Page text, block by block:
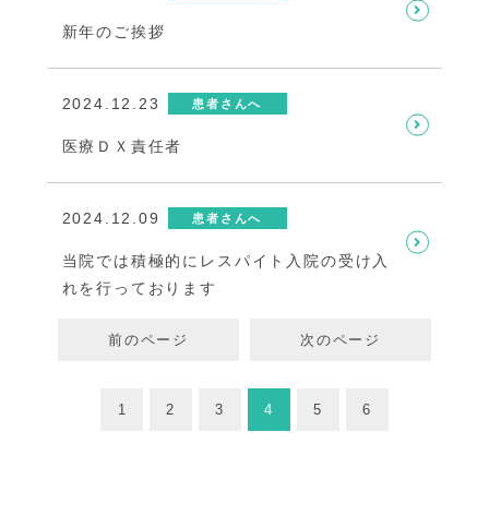
新年のご挨拶
2024.12.23 患者さんへ
医療ＤＸ責任者
2024.12.09 患者さんへ
当院では積極的にレスパイト入院の受け入
れを行っております
前のページ 次のページ
1 2 3 4 5 6